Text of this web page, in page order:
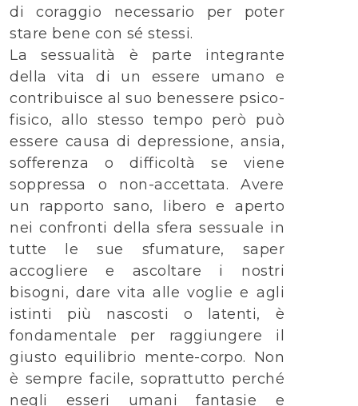
di coraggio necessario per poter
stare bene con sé stessi.
La sessualità è parte integrante
della vita di un essere umano e
contribuisce al suo benessere psico-
fisico, allo stesso tempo però può
essere causa di depressione, ansia,
sofferenza o difficoltà se viene
soppressa o non-accettata. Avere
un rapporto sano, libero e aperto
nei confronti della sfera sessuale in
tutte le sue sfumature, saper
accogliere e ascoltare i nostri
bisogni, dare vita alle voglie e agli
istinti più nascosti o latenti, è
fondamentale per raggiungere il
giusto equilibrio mente-corpo. Non
è sempre facile, soprattutto perché
negli esseri umani fantasie e